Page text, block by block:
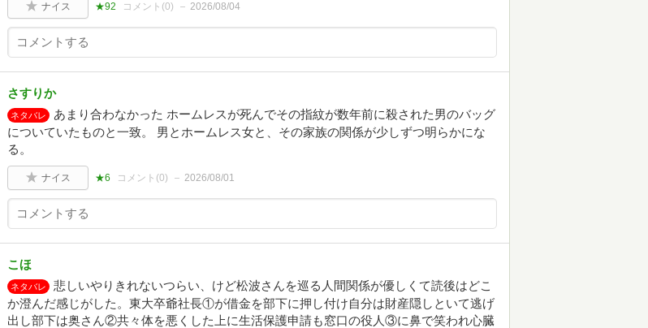
ナイス ★92 コメント(0) 2026/08/04
さすりか
ネタバレ
あまり合わなかった ホームレスが死んでその指紋が数年前に殺された男のバッグ
についていたものと一致。 男とホームレス女と、その家族の関係が少しずつ明らかにな
る。
ナイス ★6 コメント(0) 2026/08/01
こほ
ネタバレ
悲しいやりきれないつらい、けど松波さんを巡る人間関係が優しくて読後はどこ
か澄んだ感じがした。東大卒爺社長①が借金を部下に押し付け自分は財産隠しといて逃げ
出し部下は奥さん②共々体を悪くした上に生活保護申請も窓口の役人③に鼻で笑われ心臓